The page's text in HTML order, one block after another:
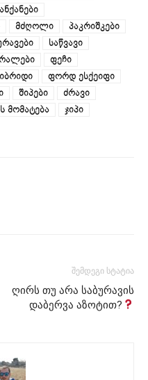
მძღოლი
პაკრიშკები
საწვავი
ფეჩი
ფორდ ესქეიფი
შიპები
ძრავი
მომატება
ჯიპი
შემდეგი სტატია
ღირს თუ არა საბურავის
დაბერვა აზოტით?